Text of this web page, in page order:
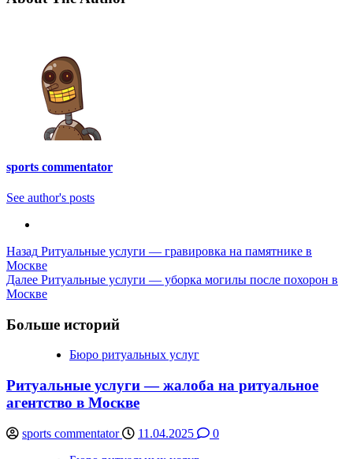
sports commentator
See author's posts
Post
Navigation
Назад Ритуальные услуги — гравировка на памятнике в
Москве
Далее Ритуальные услуги — уборка могилы после похорон в
Москве
Больше историй
Бюро ритуальных услуг
Ритуальные услуги — жалоба на ритуальное
агентство в Москве
sports commentator 11.04.2025
0